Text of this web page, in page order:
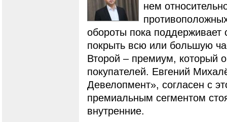
нем
обороты пока
покрыть всю или большую
Второй – премиум, который
покупателей. Евгений
Девелопмент», согласен с
премиальным сегментом
внутренние.